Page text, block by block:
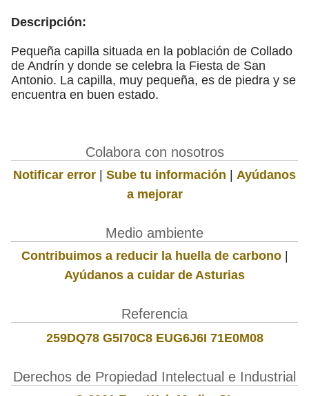
Descripción:
Pequeña capilla situada en la población de Collado
de Andrín y donde se celebra la Fiesta de San
Antonio. La capilla, muy pequeña, es de piedra y se
encuentra en buen estado.
Colabora con nosotros
Notificar error | Sube tu información | Ayúdanos
a mejorar
Medio ambiente
Contribuimos a reducir la huella de carbono|
Ayúdanos a cuidar de Asturias
Referencia
259DQ78 G5I70C8 EUG6J6I 71E0M08
Derechos de Propiedad Intelectual e Industrial